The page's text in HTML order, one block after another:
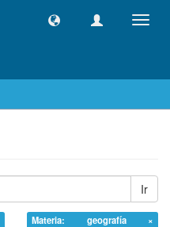
Ir
Materia: geografía ×